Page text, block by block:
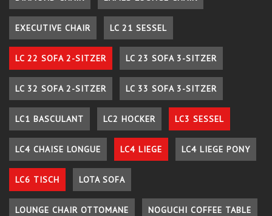
EXECUTIVE CHAIR LC 21 SESSEL
LC 22 SOFA 2-SITZER LC 23 SOFA 3-SITZER
LC 32 SOFA 2-SITZER LC 33 SOFA 3-SITZER
LC1 BASCULANT LC2 HOCKER LC3 SESSEL
LC4 CHAISE LONGUE LC4 LIEGE LC4 LIEGE PONY
LC6 TISCH LOTA SOFA
LOUNGE CHAIR OTTOMANE NOGUCHI COFFEE TABLE